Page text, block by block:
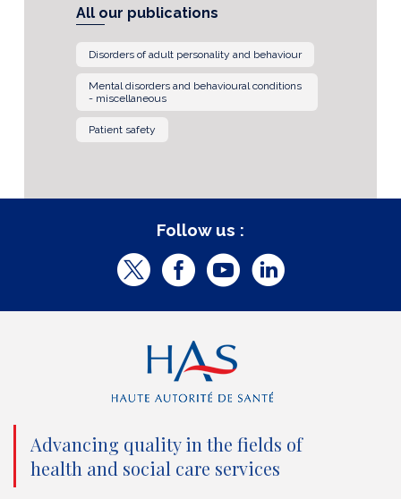
All our publications
Disorders of adult personality and behaviour
Mental disorders and behavioural conditions
- miscellaneous
Patient safety
Follow us :
T
t
t
e
r
F
c
e
b
o
o
Y
u
b
e
L
d
Advancing quality in the fields of
health and social care services